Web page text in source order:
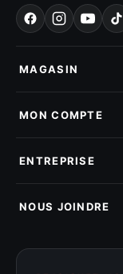
MAGASIN
Nos marques
Pads de polissage
Pièces détachées
MON COMPTE
Mes tickets SAV
Mon parrainage
Programme fidelite
ENTREPRISE
Compte pro
Politique de retour
NOUS JOINDRE
89100 SENS